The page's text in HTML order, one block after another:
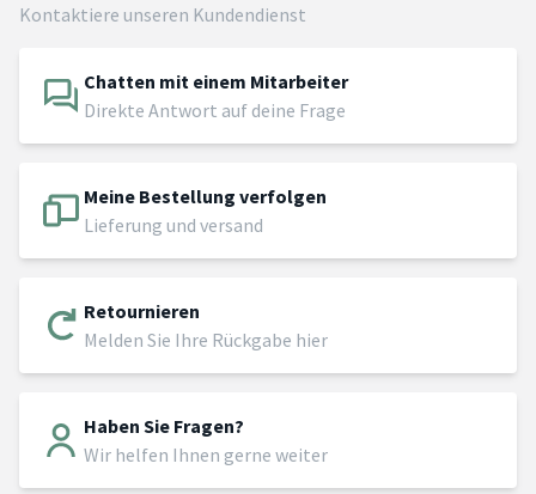
Kontaktiere unseren Kundendienst
Chatten mit einem Mitarbeiter
Direkte Antwort auf deine Frage
Meine Bestellung verfolgen
Lieferung und versand
Retournieren
Melden Sie Ihre Rückgabe hier
Haben Sie Fragen?
Wir helfen Ihnen gerne weiter